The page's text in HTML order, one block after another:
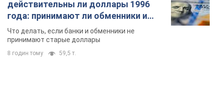
действительны ли доллары 1996
года: принимают ли обменники и
банки такие купюры
Что делать, если банки и обменники не
принимают старые доллары
8 годин тому 59,5 т.